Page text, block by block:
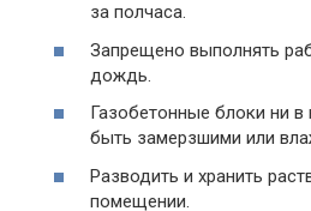
за полчаса.
Запрещено выполнять
дождь.
Газобетонные блоки ни
быть замерзшими или
Разводить и хранить
помещении.